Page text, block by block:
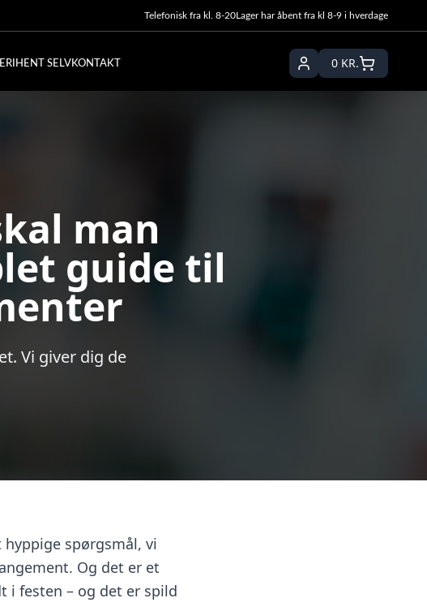
Telefonisk fra kl. 8-20Lager har åbent fra kl 8-9 i hverdage
HENT SELVKONTAKT 0KR.
man
guide til
Vi giver dig de
spørgsmål, vi
Og det er et
festen – og det er spild